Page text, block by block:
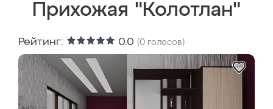
Прихожая "Колотлан"
Рейтинг: 0.0 (0 голосов)